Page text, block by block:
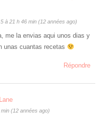
à 21 h 46 min (12 années ago)
me la envias aqui unos dias y
unas cuantas recetas
Répondre
(12 années ago)